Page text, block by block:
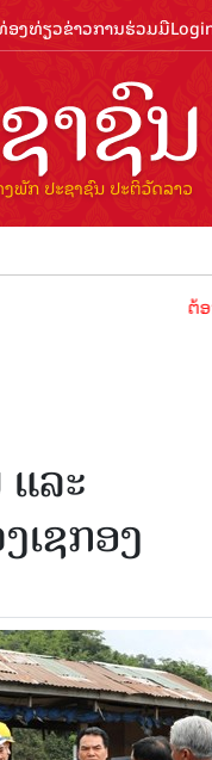
ອງທ່ຽວຂ່າວການຮ່ວມມື
ຕ້ອນຮັບ
ລະ
ເຊກອງ